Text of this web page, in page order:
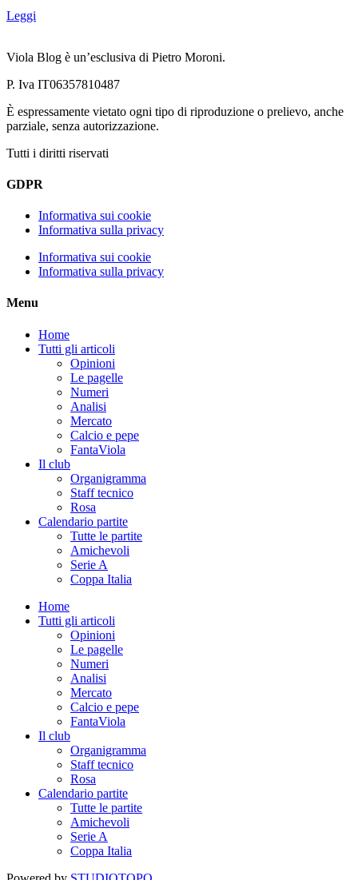
Leggi
Viola Blog è un’esclusiva di Pietro Moroni.
P. Iva IT06357810487
È espressamente vietato ogni tipo di riproduzione o prelievo, anche
parziale, senza autorizzazione.
Tutti i diritti riservati
GDPR
Informativa sui cookie
Informativa sulla privacy
Informativa sui cookie
Informativa sulla privacy
Menu
Home
Tutti gli articoli
Opinioni
Le pagelle
Numeri
Analisi
Mercato
Calcio e pepe
FantaViola
Il club
Organigramma
Staff tecnico
Rosa
Calendario partite
Tutte le partite
Amichevoli
Serie A
Coppa Italia
Home
Tutti gli articoli
Opinioni
Le pagelle
Numeri
Analisi
Mercato
Calcio e pepe
FantaViola
Il club
Organigramma
Staff tecnico
Rosa
Calendario partite
Tutte le partite
Amichevoli
Serie A
Coppa Italia